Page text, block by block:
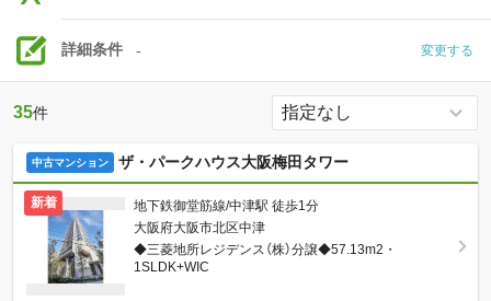
詳細条件 - 変更する
35件
中古マンション ザ・パークハウス大阪梅田タワー
新着
地下鉄御堂筋線/中津駅 徒歩1分
大阪府大阪市北区中津
◆三菱地所レジデンス（株）分譲◆57.13m2・
1SLDK+WIC